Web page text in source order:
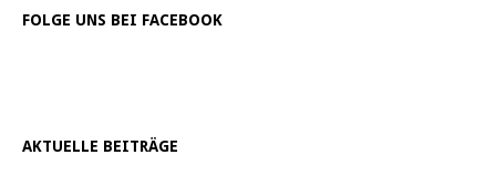
FOLGE UNS BEI FACEBOOK
AKTUELLE BEITRÄGE